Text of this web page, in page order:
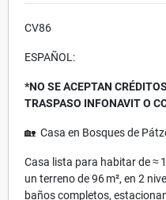
CV86
ESPAÑOL:
*NO SE ACEPTAN
TRASPASO INFONAVIT O
🏡 Casa en Bosques de
Casa lista para habitar de ≈
un terreno de 96 m², en 2
baños completos,